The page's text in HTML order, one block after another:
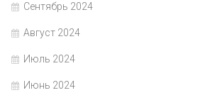
Сентябрь 2024
Август 2024
Июль 2024
Июнь 2024